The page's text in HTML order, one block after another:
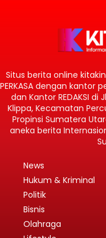
Situs berita online
PERKASA dengan kantor
dan Kantor REDAKSI di
Klippa, Kecamatan
Propinsi Sumatera
aneka berita
News
Hukum & Kriminal
Politik
Bisnis
Olahraga